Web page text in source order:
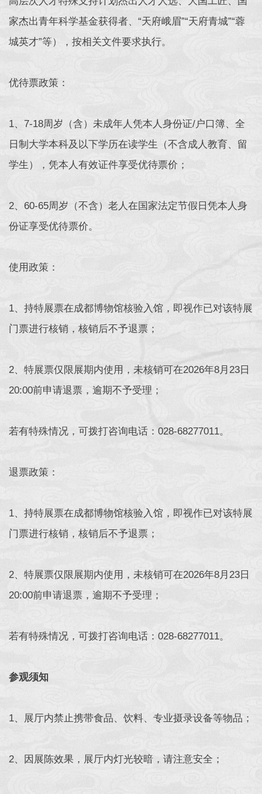
家杰出青年科学基金获得者、“天府峨眉”“天府青城”“蓉
城英才”等），按相关文件要求执行。
优待票政策：
1、7-18周岁（含）未成年人凭本人身份证/户口簿、全
日制大学本科及以下学历在读学生（不含成人教育、留
学生），凭本人有效证件享受优待票价；
2、60-65周岁（不含）老人在国家法定节假日凭本人身
份证享受优待票价。
使用政策：
1、持特展票在成都博物馆核验入馆，即视作已对该特展
门票进行核销，核销后不予退票；
2、特展票仅限展期内使用，未核销可在2026年8月23日
20:00前申请退票，逾期不予受理；
若有特殊情况，可拨打咨询电话：028-68277011。
退票政策：
1、持特展票在成都博物馆核验入馆，即视作已对该特展
门票进行核销，核销后不予退票；
2、特展票仅限展期内使用，未核销可在2026年8月23日
20:00前申请退票，逾期不予受理；
若有特殊情况，可拨打咨询电话：028-68277011。
参观须知
1、展厅内禁止携带食品、饮料、专业摄录设备等物品；
2、因展陈效果，展厅内灯光较暗，请注意安全；